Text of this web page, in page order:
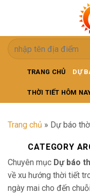
TRANG CHỦ DỰ
THỜI TIẾT HÔM
Trang chủ » Dự báo
CATEGORY
Chuyên mục Dự báo
về xu hướng thời tiết
ngày mai cho đến